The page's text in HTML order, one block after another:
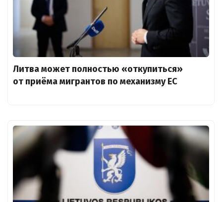
Литва может полностью «откупиться»
от приёма мигрантов по механизму ЕС